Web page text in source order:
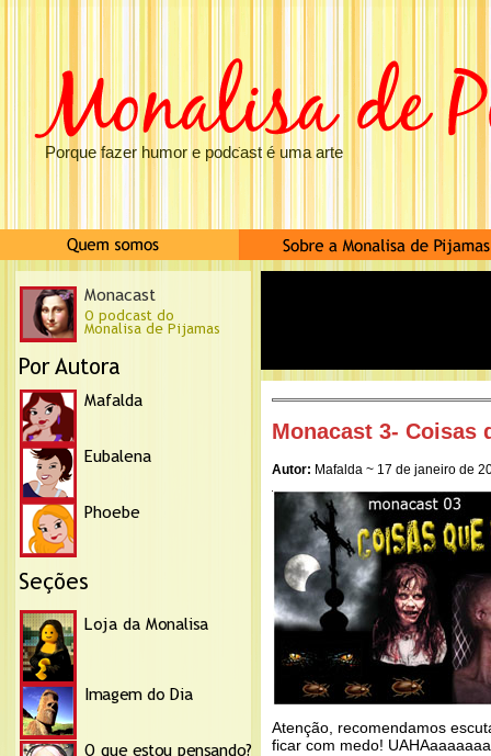
Porque fazer humor e podcast é uma arte
Monacast 3- Coisas
Autor: Mafalda ~ 17 de janeiro de
Atenção, recomendamos
ficar com medo!